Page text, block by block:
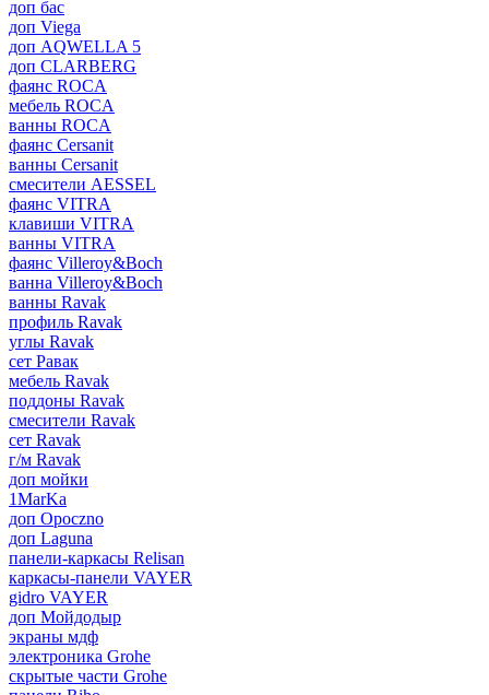
доп бас
доп Viega
доп AQWELLA 5
доп CLARBERG
фаянс ROCA
мебель ROCA
ванны ROCA
фаянс Cersanit
ванны Cersanit
смесители AESSEL
фаянс VITRA
клавиши VITRA
ванны VITRA
фаянс Villeroy&Boch
ванна Villeroy&Boch
ванны Ravak
профиль Ravak
углы Ravak
сет Равак
мебель Ravak
поддоны Ravak
смесители Ravak
сет Ravak
г/м Ravak
доп мойки
1MarKa
доп Opoczno
доп Laguna
панели-каркасы Relisan
каркасы-панели VAYER
gidro VAYER
доп Мойдодыр
экраны мдф
электроника Grohe
скрытые части Grohe